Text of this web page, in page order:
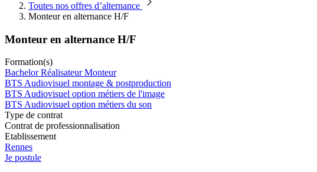
Toutes nos offres d’alternance
Monteur en alternance H/F
Monteur en alternance H/F
Formation(s)
Bachelor Réalisateur Monteur
BTS Audiovisuel montage & postproduction
BTS Audiovisuel option métiers de l'image
BTS Audiovisuel option métiers du son
Type de contrat
Contrat de professionnalisation
Etablissement
Rennes
Je postule